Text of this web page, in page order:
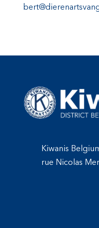
Kiwanis
rue Nicolas